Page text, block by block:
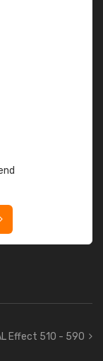
Effect 510 - 590